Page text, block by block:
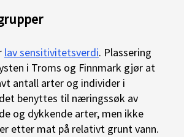
lav sensitivitetsverdi. Plassering
i Troms og Finnmark gjør at
antall arter og individer i
benyttes til næringssøk av
og dykkende arter, men ikke
etter mat på relativt grunt vann.